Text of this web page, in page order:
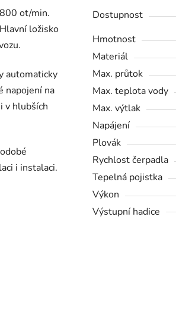
ot/min.
ložisko
automaticky
napojení na
v hlubších
i instalaci.
Dostupnost
Hmotnost
Materiál
Max. průtok
Max. teplota vody
Max. výtlak
Napájení
Plovák
Rychlost čerpadla
Tepelná pojistka
Výkon
Výstupní hadice